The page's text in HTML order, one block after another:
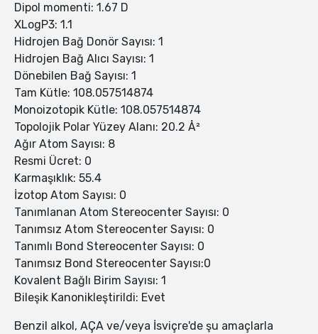
Dipol momenti: 1.67 D
XLogP3: 1.1
Hidrojen Bağ Donör Sayısı: 1
Hidrojen Bağ Alıcı Sayısı: 1
Dönebilen Bağ Sayısı: 1
Tam Kütle: 108.057514874
Monoizotopik Kütle: 108.057514874
Topolojik Polar Yüzey Alanı: 20.2 Å²
Ağır Atom Sayısı: 8
Resmi Ücret: 0
Karmaşıklık: 55.4
İzotop Atom Sayısı: 0
Tanımlanan Atom Stereocenter Sayısı: 0
Tanımsız Atom Stereocenter Sayısı: 0
Tanımlı Bond Stereocenter Sayısı: 0
Tanımsız Bond Stereocenter Sayısı:0
Kovalent Bağlı Birim Sayısı: 1
Bileşik Kanonikleştirildi: Evet
Benzil alkol, AÇA ve/veya İsviçre'de şu amaçlarla